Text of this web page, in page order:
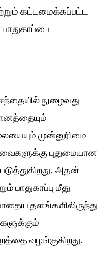
கட்டமைக்கப்பட்ட
சந்தையில் நுழைவது
முன்னுரிமை
புதுமையான
அதன்
பாதுகாப்பு மீது
தளங்களிலிருந்து
வழங்குகிறது.